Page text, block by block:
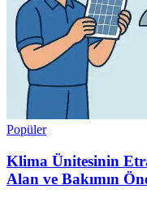
Popüler
Klima Ünitesinin
Alan ve Bakımın